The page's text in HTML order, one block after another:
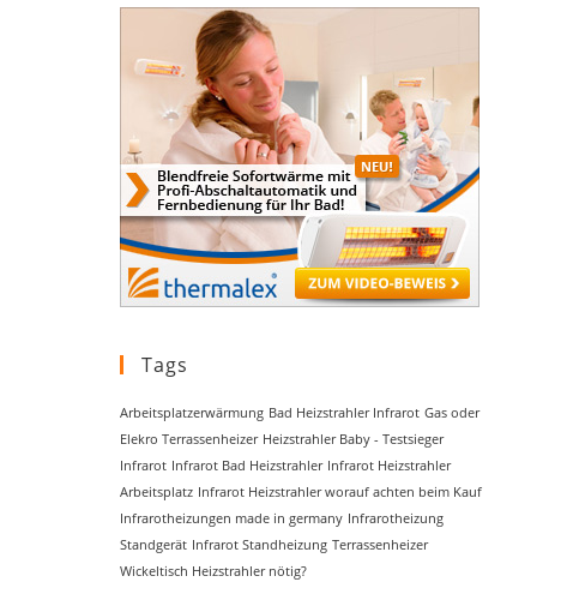
Tags
Arbeitsplatzerwärmung Bad Heizstrahler Infrarot Gas oder
Elekro Terrassenheizer Heizstrahler Baby - Testsieger
Infrarot Infrarot Bad Heizstrahler Infrarot Heizstrahler
Arbeitsplatz Infrarot Heizstrahler worauf achten beim Kauf
Infrarotheizungen made in germany Infrarotheizung
Standgerät Infrarot Standheizung Terrassenheizer
Wickeltisch Heizstrahler nötig?